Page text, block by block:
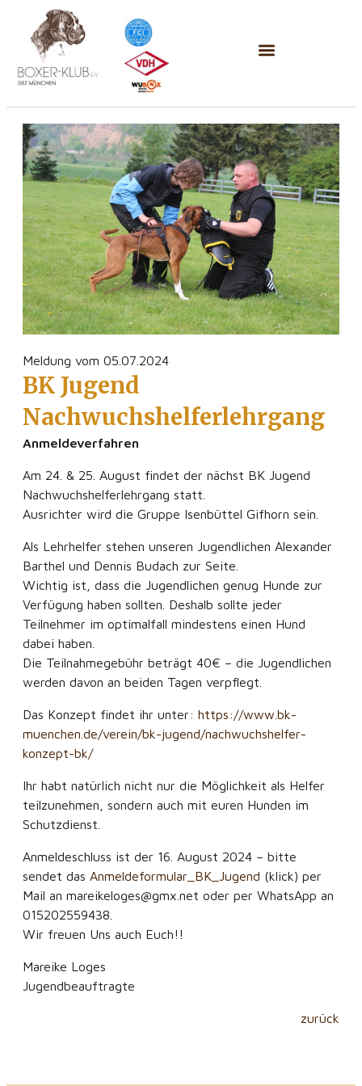
zurück
Meldung vom 05.07.2024
BK Jugend
Nachwuchshelferlehrgang
Anmeldeverfahren
Am 24. & 25. August findet der nächst BK Jugend
Nachwuchshelferlehrgang statt.
Ausrichter wird die Gruppe Isenbüttel Gifhorn sein.
Als Lehrhelfer stehen unseren Jugendlichen Alexander
Barthel und Dennis Budach zur Seite.
Wichtig ist, dass die Jugendlichen genug Hunde zur
Verfügung haben sollten. Deshalb sollte jeder
Teilnehmer im optimalfall mindestens einen Hund
dabei haben.
Die Teilnahmegebühr beträgt 40€ – die Jugendlichen
werden davon an beiden Tagen verpflegt.
Das Konzept findet ihr unter: https://www.bk-
muenchen.de/verein/bk-jugend/nachwuchshelfer-
konzept-bk/
Ihr habt natürlich nicht nur die Möglichkeit als Helfer
teilzunehmen, sondern auch mit euren Hunden im
Schutzdienst.
Anmeldeschluss ist der 16. August 2024 – bitte
sendet das Anmeldeformular_BK_Jugend (klick) per
Mail an mareikeloges@gmx.net oder per WhatsApp an
015202559438.
Wir freuen Uns auch Euch!!
Mareike Loges
Jugendbeauftragte